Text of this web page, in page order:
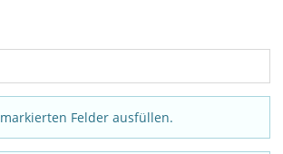
markierten Felder ausfüllen.